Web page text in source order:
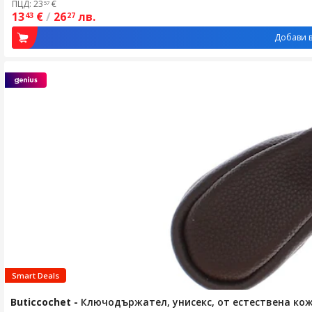
ПЦД: 23 57 €
1343 €/ 2627 лв.
Добави
Smart Deals
Buticcochet - Ключодържател, унисекс, от естествена